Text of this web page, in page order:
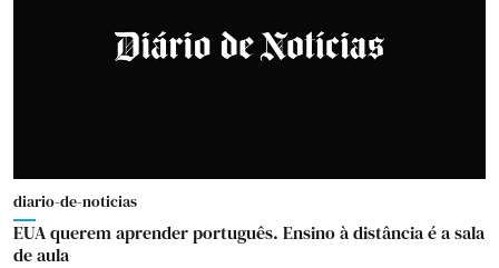
diario-de-noticias
EUA querem aprender português. Ensino à distância é a sala
de aula